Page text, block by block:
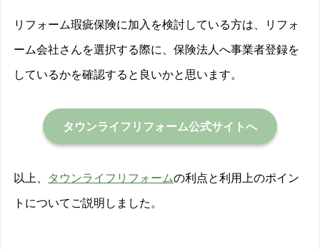
リフォーム瑕疵保険に加入を検討している方は、リフォ
ーム会社さんを選択する際に、保険法人へ事業者登録を
しているかを確認すると良いかと思います。
タウンライフリフォーム公式サイトへ
以上、 タウンライフリフォームの利点と利用上のポイン
トについてご説明しました。